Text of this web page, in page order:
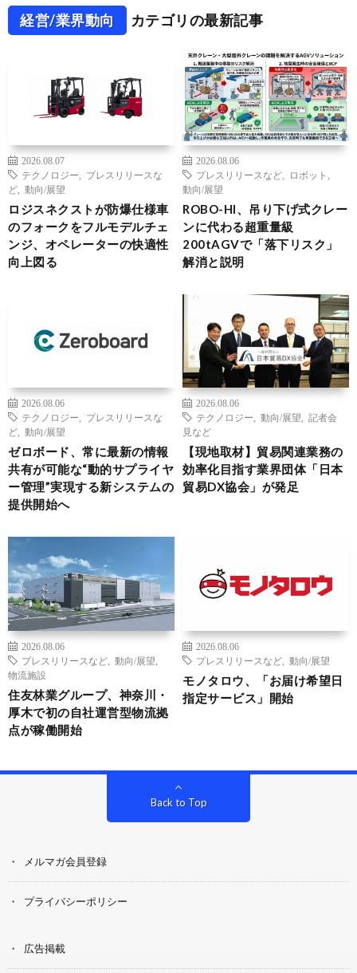
経営/業界動向 カテゴリの最新記事
2026.08.07
テクノロジー
プレスリリースな
ど
動向/展望
ロジスネクストが防爆仕様車
のフォークをフルモデルチェ
ンジ、オペレーターの快適性
向上図る
2026.08.06
プレスリリースなど
ロボット
動向/展望
ROBO-HI、吊り下げ式クレー
ンに代わる超重量級
200tAGVで「落下リスク」
解消と説明
2026.08.06
テクノロジー
プレスリリースな
ど
動向/展望
ゼロボード、常に最新の情報
共有が可能な“動的サプライヤ
ー管理”実現する新システムの
提供開始へ
2026.08.06
テクノロジー
動向/展望
記者会
見など
【現地取材】貿易関連業務の
効率化目指す業界団体「日本
貿易DX協会」が発足
2026.08.06
プレスリリースなど
動向/展望
物流施設
住友林業グループ、神奈川・
厚木で初の自社運営型物流拠
点が稼働開始
2026.08.06
プレスリリースなど
動向/展望
モノタロウ、「お届け希望日
指定サービス」開始
Back to Top
メルマガ会員登録
プライバシーポリシー
広告掲載